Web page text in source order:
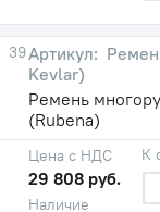
39
Kevlar)
Ремень
(Rubena)
Наличие
Цена с НДС
29 808 руб.
К